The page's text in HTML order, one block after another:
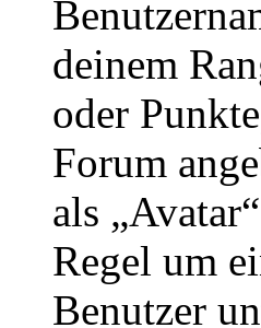
deinem
oder
Forum
als
Regel um
Benutzer